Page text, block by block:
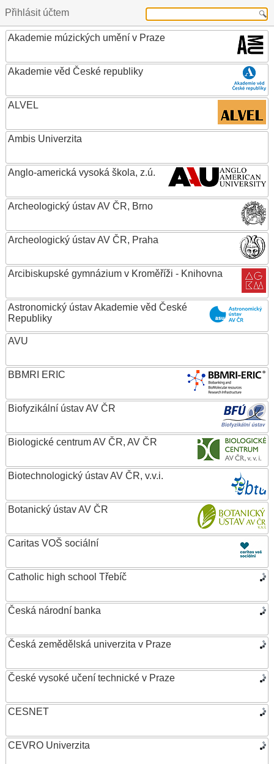
Přihlásit účtem
Akademie múzických umění v Praze
Akademie věd České republiky
ALVEL
Ambis Univerzita
Anglo-americká vysoká škola, z.ú.
Archeologický ústav AV ČR, Brno
Archeologický ústav AV ČR, Praha
Arcibiskupské gymnázium v Kroměříži - Knihovna
Astronomický ústav Akademie věd České
Republiky
AVU
BBMRI ERIC
Biofyzikální ústav AV ČR
Biologické centrum AV ČR, AV ČR
Biotechnologický ústav AV ČR, v.v.i.
Botanický ústav AV ČR
Caritas VOŠ sociální
Catholic high school Třebíč
Česká národní banka
Česká zemědělská univerzita v Praze
České vysoké učení technické v Praze
CESNET
CEVRO Univerzita